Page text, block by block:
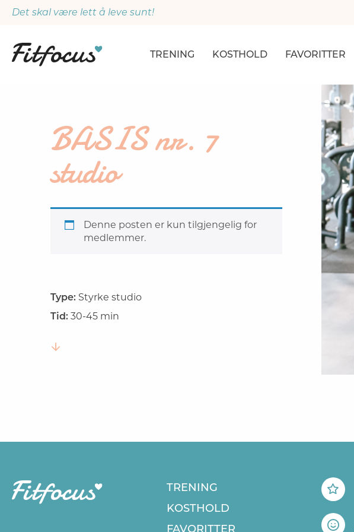
Det skal være lett å leve sunt!
TRENING
ØVELSER
KOSTHOLD FAVORITTER
BASIS nr. 7
studio
Denne posten er kun tilgjengelig for
medlemmer.
Type: Styrke studio
Tid:30-45 min
TRENING
KOSTHOLD
FAVORITTER